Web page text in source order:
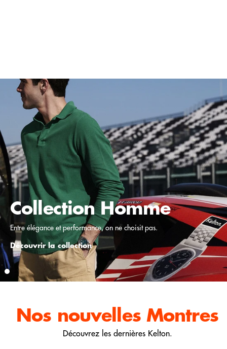
Collection Homme
Entre élégance et performance, on ne choisit pas.
Découvrir la collection
Nos nouvelles Montres
Découvrez les dernières Kelton.